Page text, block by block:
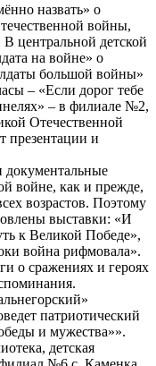
назвать» о
войны,
центральной детской
на войне» о
большой войны»
– «Если дорог тебе
– в филиале №2,
Отечественной
презентации и
документальные
войне, как и прежде,
возрастов. Поэтому
выставки: «И
к Великой Победе»,
война рифмовала».
о сражениях и героях
патриотический
и мужества»».
детская